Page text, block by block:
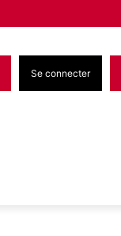
Se connecter